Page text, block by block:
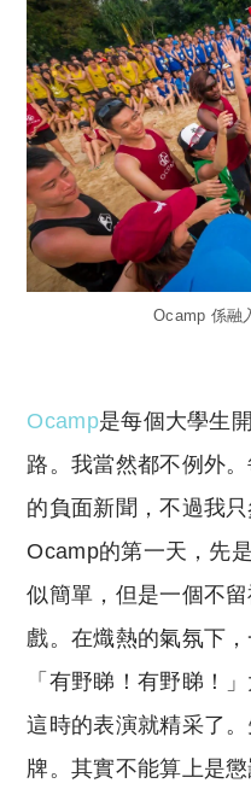
Ocamp 係融
Ocamp是每個大學生
路。我當然都不例外
的負面新聞，不過我
Ocamp的第一天，先
似簡單，但是一個不
戲。在熾熱的氣氛下
「有野睇！有野睇！
這時的表演就精采了
牌。其實不能算上是